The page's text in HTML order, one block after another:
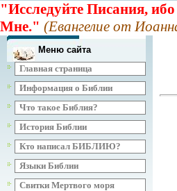
"Исследуйте Писания,
Мне." (Евангелие от
Меню сайта
Главная страница
Информация о Библии
Что такое Библия?
История Библии
Кто написал БИБЛИЮ?
Языки Библии
Свитки Мертвого моря